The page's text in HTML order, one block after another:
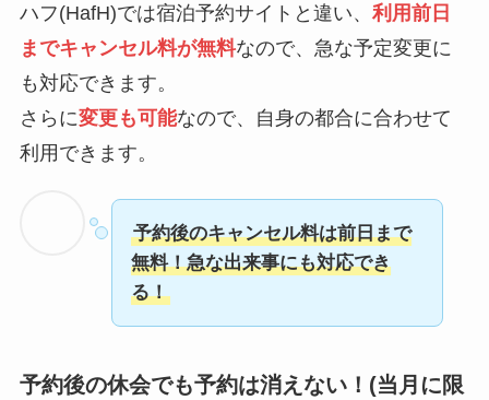
ハフ(HafH)では宿泊予約サイトと違い、 利用前日
までキャンセル料が無料なので、急な予定変更に
も対応できます。
さらに変更も可能なので、自身の都合に合わせて
利用できます。
予約後のキャンセル料は前日まで
無料！急な出来事にも対応でき
る！
予約後の休会でも予約は消えない！(当月に限